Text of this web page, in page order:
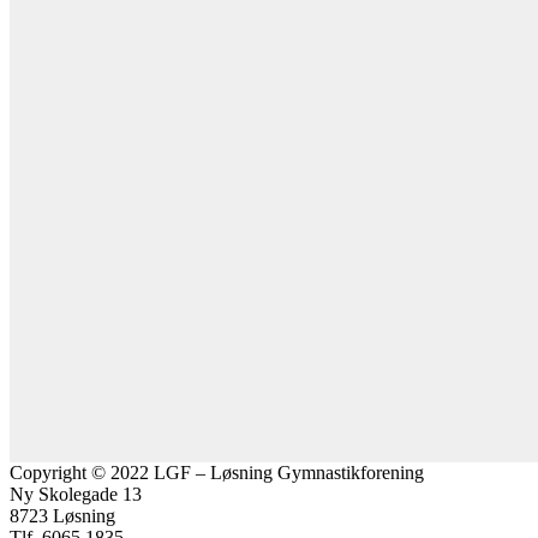
Copyright © 2022 LGF – Løsning Gymnastikforening
Ny Skolegade 13
8723 Løsning